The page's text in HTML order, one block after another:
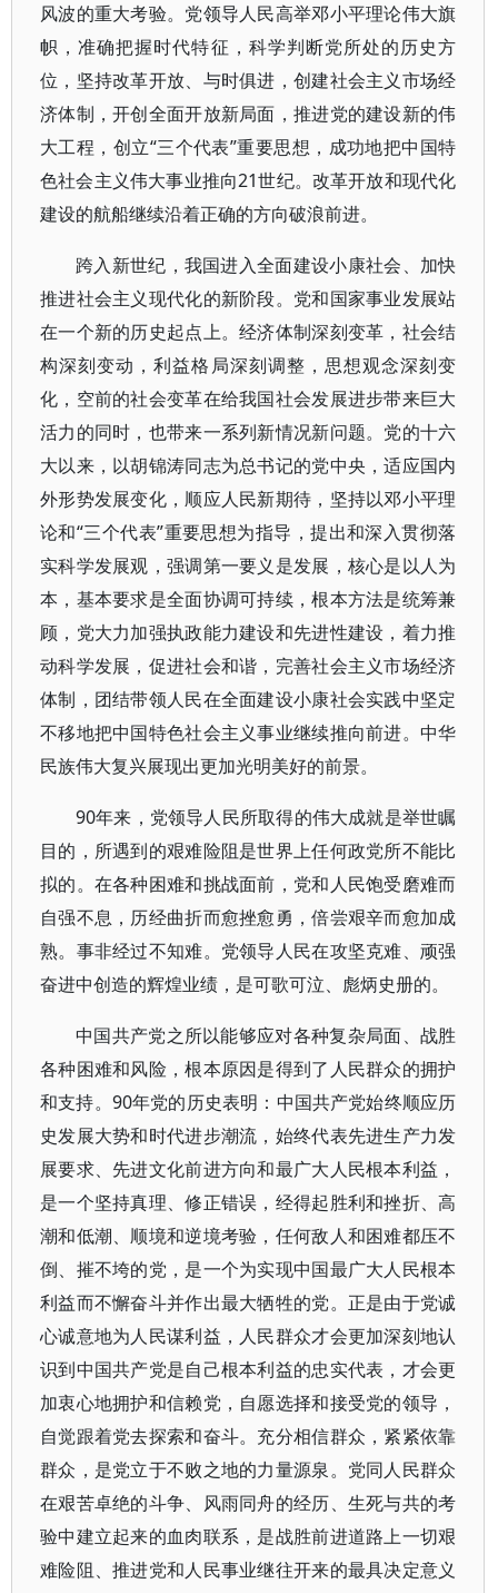
风波的重大考验。党领导人民高举邓小平理论伟大旗
帜，准确把握时代特征，科学判断党所处的历史方
位，坚持改革开放、与时俱进，创建社会主义市场经
济体制，开创全面开放新局面，推进党的建设新的伟
大工程，创立“三个代表”重要思想，成功地把中国特
色社会主义伟大事业推向21世纪。改革开放和现代化
建设的航船继续沿着正确的方向破浪前进。
跨入新世纪，我国进入全面建设小康社会、加快
推进社会主义现代化的新阶段。党和国家事业发展站
在一个新的历史起点上。经济体制深刻变革，社会结
构深刻变动，利益格局深刻调整，思想观念深刻变
化，空前的社会变革在给我国社会发展进步带来巨大
活力的同时，也带来一系列新情况新问题。党的十六
大以来，以胡锦涛同志为总书记的党中央，适应国内
外形势发展变化，顺应人民新期待，坚持以邓小平理
论和“三个代表”重要思想为指导，提出和深入贯彻落
实科学发展观，强调第一要义是发展，核心是以人为
本，基本要求是全面协调可持续，根本方法是统筹兼
顾，党大力加强执政能力建设和先进性建设，着力推
动科学发展，促进社会和谐，完善社会主义市场经济
体制，团结带领人民在全面建设小康社会实践中坚定
不移地把中国特色社会主义事业继续推向前进。中华
民族伟大复兴展现出更加光明美好的前景。
90年来，党领导人民所取得的伟大成就是举世瞩
目的，所遇到的艰难险阻是世界上任何政党所不能比
拟的。在各种困难和挑战面前，党和人民饱受磨难而
自强不息，历经曲折而愈挫愈勇，倍尝艰辛而愈加成
熟。事非经过不知难。党领导人民在攻坚克难、顽强
奋进中创造的辉煌业绩，是可歌可泣、彪炳史册的。
中国共产党之所以能够应对各种复杂局面、战胜
各种困难和风险，根本原因是得到了人民群众的拥护
和支持。90年党的历史表明：中国共产党始终顺应历
史发展大势和时代进步潮流，始终代表先进生产力发
展要求、先进文化前进方向和最广大人民根本利益，
是一个坚持真理、修正错误，经得起胜利和挫折、高
潮和低潮、顺境和逆境考验，任何敌人和困难都压不
倒、摧不垮的党，是一个为实现中国最广大人民根本
利益而不懈奋斗并作出最大牺牲的党。正是由于党诚
心诚意地为人民谋利益，人民群众才会更加深刻地认
识到中国共产党是自己根本利益的忠实代表，才会更
加衷心地拥护和信赖党，自愿选择和接受党的领导，
自觉跟着党去探索和奋斗。充分相信群众，紧紧依靠
群众，是党立于不败之地的力量源泉。党同人民群众
在艰苦卓绝的斗争、风雨同舟的经历、生死与共的考
验中建立起来的血肉联系，是战胜前进道路上一切艰
难险阻、推进党和人民事业继往开来的最具决定意义